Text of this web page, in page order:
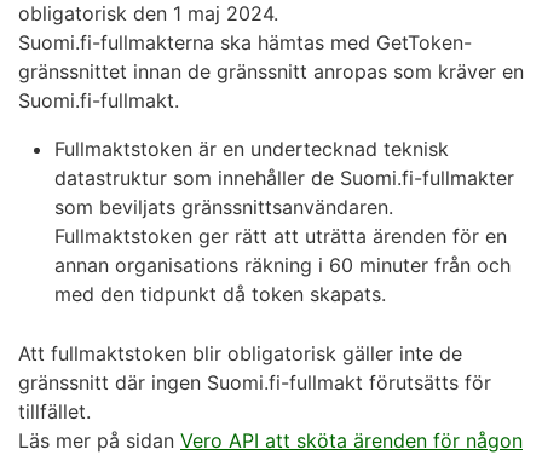
obligatorisk den 1 maj 2024.
Suomi.fi-fullmakterna ska hämtas med GetToken-
gränssnittet innan de gränssnitt anropas som kräver en
Suomi.fi-fullmakt.
Fullmaktstoken är en undertecknad teknisk
datastruktur som innehåller de Suomi.fi-fullmakter
som beviljats gränssnittsanvändaren.
Fullmaktstoken ger rätt att uträtta ärenden för en
annan organisations räkning i 60 minuter från och
med den tidpunkt då token skapats.
Att fullmaktstoken blir obligatorisk gäller inte de
gränssnitt där ingen Suomi.fi-fullmakt förutsätts för
tillfället.
Läs mer på sidan Vero API att sköta ärenden för någon